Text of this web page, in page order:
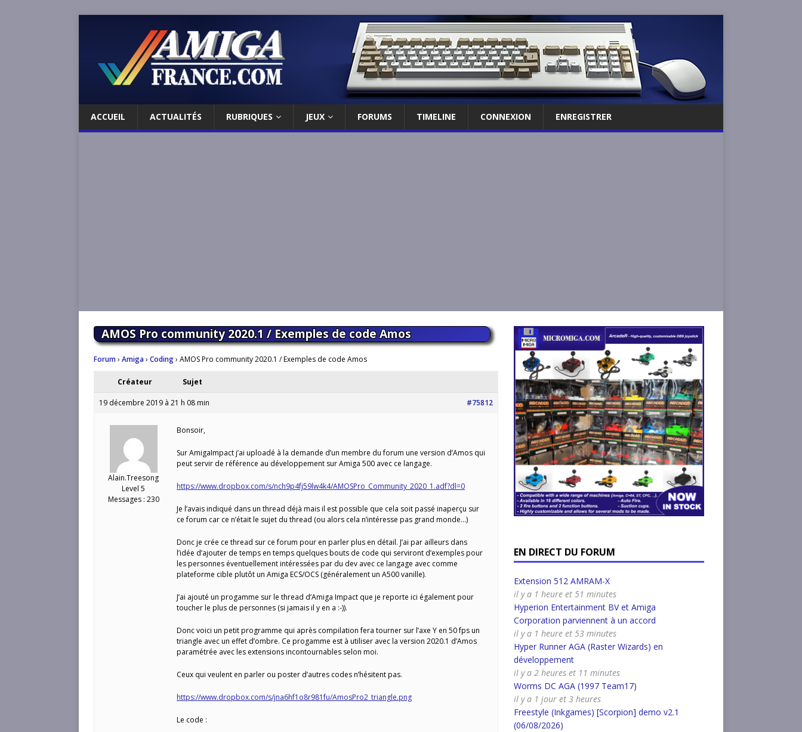
ACCUEIL ACTUALITÉS RUBRIQUES JEUX FORUMS TIMELINE CONNEXION ENREGISTRER
AMOS Pro community 2020.1 / Exemples de code Amos
Forum› Amiga› Coding› AMOS Pro community 2020.1 / Exemples de code Amos
Créateur Sujet
19 décembre 2019 à 21 h 08 min #75812
Alain.Treesong
Level 5
Messages : 230
Bonsoir,
Sur AmigaImpact j’ai uploadé à la demande d’un membre du forum une version d’Amos qui
peut servir de référence au développement sur Amiga 500 avec ce langage.
https://www.dropbox.com/s/nch9p4fj59lw4k4/AMOSPro_Community_2020_1.adf?dl=0
Je l’avais indiqué dans un thread déjà mais il est possible que cela soit passé inaperçu sur
ce forum car ce n’était le sujet du thread (ou alors cela n’intéresse pas grand monde…)
Donc je crée ce thread sur ce forum pour en parler plus en détail. J’ai par ailleurs dans
l’idée d’ajouter de temps en temps quelques bouts de code qui serviront d’exemples pour
les personnes éventuellement intéressées par du dev avec ce langage avec comme
plateforme cible plutôt un Amiga ECS/OCS (généralement un A500 vanille).
J’ai ajouté un progamme sur le thread d’Amiga Impact que je reporte ici également pour
toucher le plus de personnes (si jamais il y en a :-)).
Donc voici un petit programme qui après compilation fera tourner sur l’axe Y en 50 fps un
triangle avec un effet d’ombre. Ce progamme est à utiliser avec la version 2020.1 d’Amos
paramétrée avec les extensions incontournables selon moi.
Ceux qui veulent en parler ou poster d’autres codes n’hésitent pas.
https://www.dropbox.com/s/jna6hf1o8r981fu/AmosPro2_triangle.png
Le code :
EN DIRECT DU FORUM
Extension 512 AMRAM-X
il y a 1 heure et 51 minutes
Hyperion Entertainment BV et Amiga
Corporation parviennent à un accord
il y a 1 heure et 53 minutes
Hyper Runner AGA (Raster Wizards) en
développement
il y a 2 heures et 11 minutes
Worms DC AGA (1997 Team17)
il y a 1 jour et 3 heures
Freestyle (Inkgames) [Scorpion] demo v2.1
(06/08/2026)